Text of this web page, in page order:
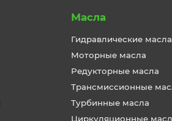
Масла
Гидравлические масла
Моторные масла
Редукторные масла
Трансмиссионные
Турбинные масла
Циркуляционные